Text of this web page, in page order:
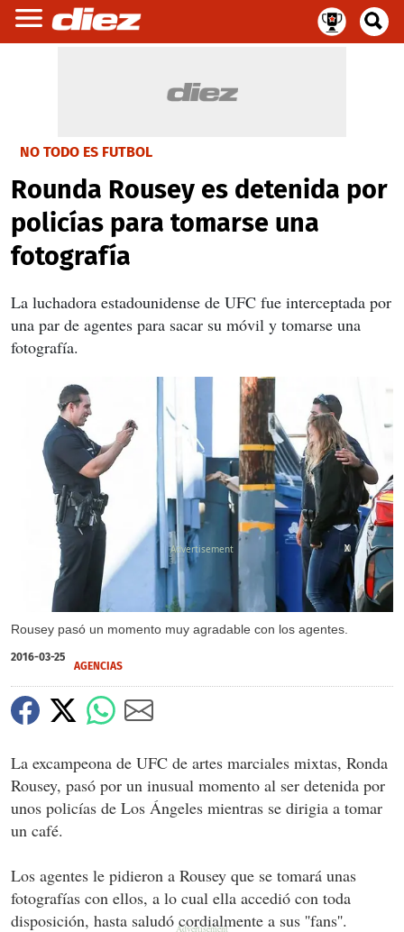
NO TODO ES FUTBOL
Rounda Rousey es detenida por
policías para tomarse una
fotografía
La luchadora estadounidense de UFC fue interceptada por
una par de agentes para sacar su móvil y tomarse una
fotografía.
Rousey pasó un momento muy agradable con los agentes.
X
X
2016-03-25
AGENCIAS
La excampeona de UFC de artes marciales mixtas, Ronda
Rousey, pasó por un inusual momento al ser detenida por
unos policías de Los Ángeles mientras se dirigia a tomar
un café.
Los agentes le pidieron a Rousey que se tomará unas
fotografías con ellos, a lo cual ella accedió con toda
disposición, hasta saludó cordialmente a sus ''fans''.